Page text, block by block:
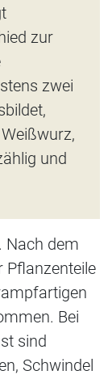
zur
zwei
und
Nach dem
Pflanzenteile
Bei
sind
Schwindel